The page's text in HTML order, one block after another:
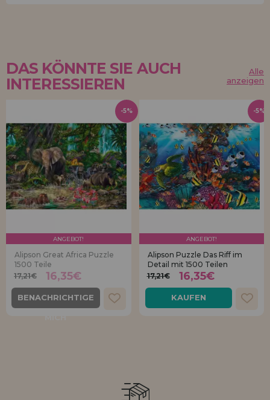
DAS KÖNNTE SIE AUCH
INTERESSIEREN
Alle
anzeigen
ANGEBOT!
Alipson Great Africa Puzzle
1500 Teile
17,21€
16,35€
BENACHRICHTIGE
-5%
ANGEBOT!
Alipson Puzzle Das Riff im
Detail mit 1500 Teilen
17,21€
16,35€
KAUFEN
-5%